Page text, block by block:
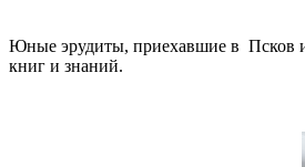
Юные эрудиты, приехавшие в Псков
книг и знаний.